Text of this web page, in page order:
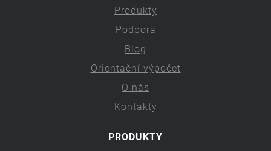
Produkty
Podpora
Blog
Orientační výpočet
O nás
Kontakty
PRODUKTY